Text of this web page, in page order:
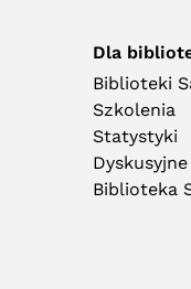
Dla
Biblioteki
Szkolenia
Statystyki
Biblioteka